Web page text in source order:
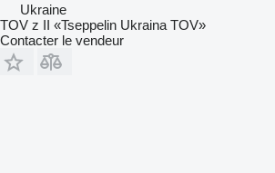
Ukraine
TOV z II «Tseppelin Ukraina TOV»
Contacter le vendeur